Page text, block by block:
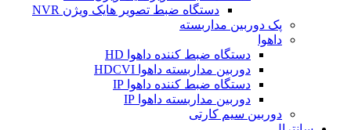
دستگاه ضبط تصویر هایک ویژن NVR
پک دوربین مداربسته
داهوا
دستگاه ضبط کننده داهوا HD
دوربین مداربسته داهوا HDCVI
دستگاه ضبط کننده داهوا IP
دوربین مداربسته داهوا IP
دوربین سیم کارتی